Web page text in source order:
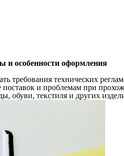
и особенности оформления
требования технических
и проблемам при
обуви, текстиля и других